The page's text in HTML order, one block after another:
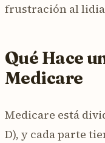
frustración al
Qué Hace
Medicare
Medicare está
D), y cada parte